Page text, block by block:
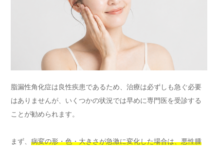
脂漏性角化症は良性疾患であるため、治療は必ずしも急ぐ必要
はありませんが、いくつかの状況では早めに専門医を受診する
ことが勧められます。
まず、 病変の形・色・大きさが急激に変化した場合は、悪性腫